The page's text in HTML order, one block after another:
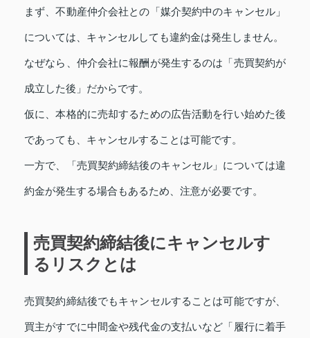
まず、不動産仲介会社との「媒介契約中のキャンセル」
については、キャンセルしても違約金は発生しません。
なぜなら、仲介会社に報酬が発生するのは「売買契約が
成立した後」だからです。
仮に、本格的に売却するための広告活動を行い始めた後
であっても、キャンセルすることは可能です。
一方で、「売買契約締結後のキャンセル」については違
約金が発生する場合もあるため、注意が必要です。
売買契約締結後にキャンセルす
るリスクとは
売買契約締結後でもキャンセルすることは可能ですが、
買主がすでに中間金や残代金の支払いなど「履行に着手